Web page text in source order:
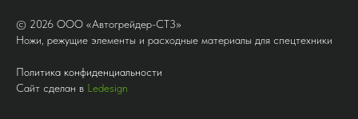
© 2026 ООО «Автогрейдер-СТ3»
Ножи, режущие элементы и расходные материалы для спецтехники
Политика конфиденциальности
Сайт сделан в Ledesign